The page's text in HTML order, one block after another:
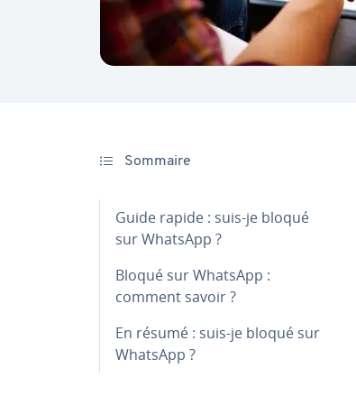
Sommaire
Guide rapide : suis-je bloqué
sur WhatsApp ?
Bloqué sur WhatsApp :
comment savoir ?
En résumé : suis-je bloqué sur
WhatsApp ?